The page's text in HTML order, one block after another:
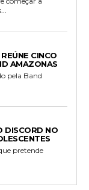
CINCO
AMAZONAS
pela Band
DISCORD NO
pretende